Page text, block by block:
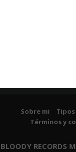
Sobre mi
Términos y
BLOODY